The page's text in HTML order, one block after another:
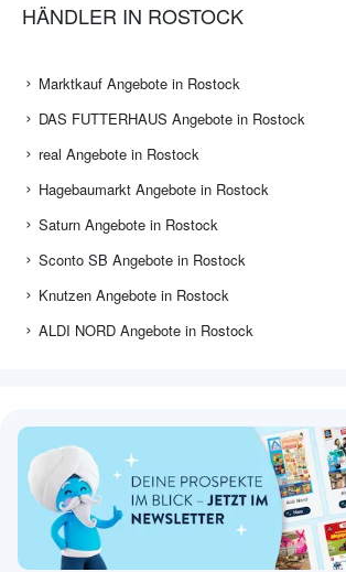
HÄNDLER IN ROSTOCK
Marktkauf Angebote in Rostock
DAS FUTTERHAUS Angebote in Rostock
real Angebote in Rostock
Hagebaumarkt Angebote in Rostock
Saturn Angebote in Rostock
Sconto SB Angebote in Rostock
Knutzen Angebote in Rostock
ALDI NORD Angebote in Rostock